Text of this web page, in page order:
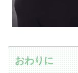
おわりに